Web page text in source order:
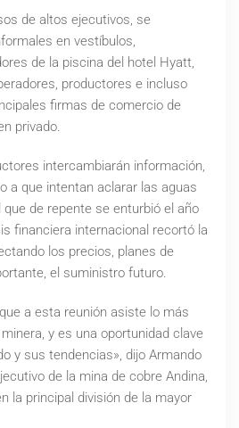
de altos ejecutivos, se
en vestíbulos,
de la piscina del hotel Hyatt,
productores e incluso
firmas de comercio de
privado.
intercambiarán información,
a que intentan aclarar las aguas
de repente se enturbió el año
financiera internacional recortó la
los precios, planes de
el suministro futuro.
a esta reunión asiste lo más
y es una oportunidad clave
y sus tendencias», dijo Armando
de la mina de cobre Andina,
la principal división de la mayor